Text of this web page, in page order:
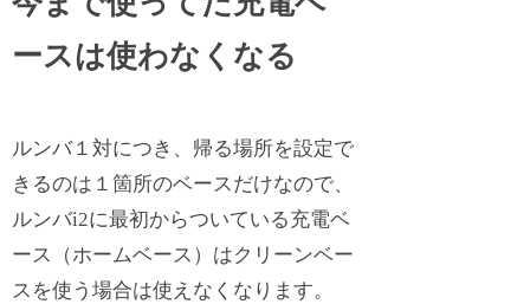
ースは使わなくなる
ルンバ１対につき、帰る場所を設定で
きるのは１箇所のベースだけなので、
ルンバi2に最初からついている充電ベ
ース（ホームベース）はクリーンベー
スを使う場合は使えなくなります。